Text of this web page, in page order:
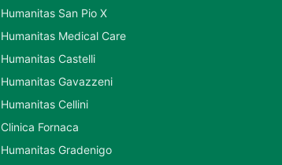
Humanitas San Pio X
Humanitas Medical Care
Humanitas Castelli
Humanitas Gavazzeni
Humanitas Cellini
Clinica Fornaca
Humanitas Gradenigo